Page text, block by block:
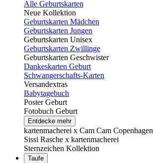
Alle Geburtskarten
Neue Kollektion
Geburtskarten Mädchen
Geburtskarten Jungen
Geburtskarten Unisex
Geburtskarten Zwillinge
Geburtskarten Geschwister
Dankeskarten Geburt
Schwangerschafts-Karten
Versandextras
Babytagebuch
Poster Geburt
Fotobuch Geburt
Entdecke mehr
kartenmacherei x Cam Cam Copenhagen
Sissi Rasche x kartenmacherei
Sternzeichen Kollektion
Taufe